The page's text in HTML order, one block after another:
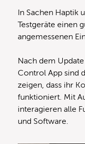
In Sachen Haptik
Testgeräte einen
angemessenen
Nach dem
Control App sind
zeigen, dass ihr
funktioniert. Mit
interagieren alle
und Software.